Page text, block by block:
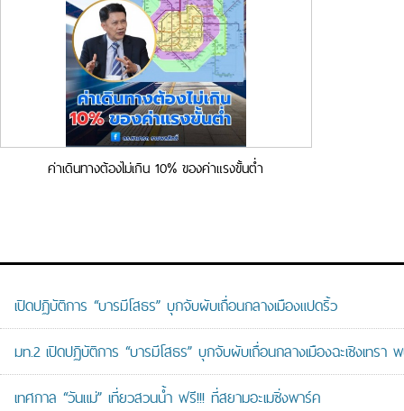
ค่าเดินทางต้องไม่เกิน 10% ของค่าแรงขั้นต่ำ
เปิดปฏิบัติการ “บารมีโสธร” บุกจับผับเถื่อนกลางเมืองแปดริ้ว
มท.2 เปิดปฏิบัติการ “บารมีโสธร” บุกจับผับเถื่อนกลางเมืองฉะเชิงเท
เทศกาล “วันแม่” เที่ยวสวนน้ำ ฟรี!!! ที่สยามอะเมซิ่งพาร์ค